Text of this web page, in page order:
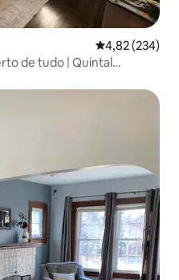
4,82 de uma
4,82 (234)
de tudo | Quintal